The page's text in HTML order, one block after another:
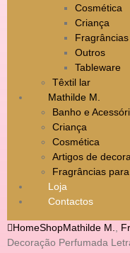
Cosmética
Criança
Outros
Tableware
Têxtil lar
Mathilde M.
Banho e
Criança
Cosmética
Artigos de
Fragrâncias
Loja
Contactos
HomeShopMathilde M.
Decoração Perfumada